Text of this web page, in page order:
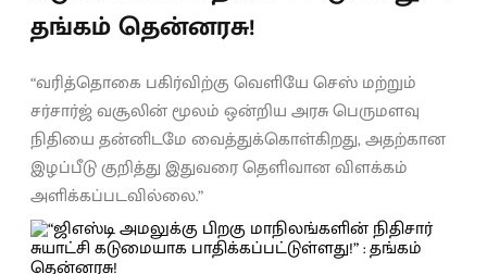
தங்கம் தென்னரசு!
“வரித்தொகை பகிர்விற்கு வெளியே செஸ் மற்றும்
சர்சார்ஜ் வசூலின் மூலம் ஒன்றிய அரசு பெருமளவு
நிதியை தன்னிடமே வைத்துக்கொள்கிறது, அதற்கான
இழப்பீடு குறித்து இதுவரை தெளிவான விளக்கம்
அளிக்கப்படவில்லை.”